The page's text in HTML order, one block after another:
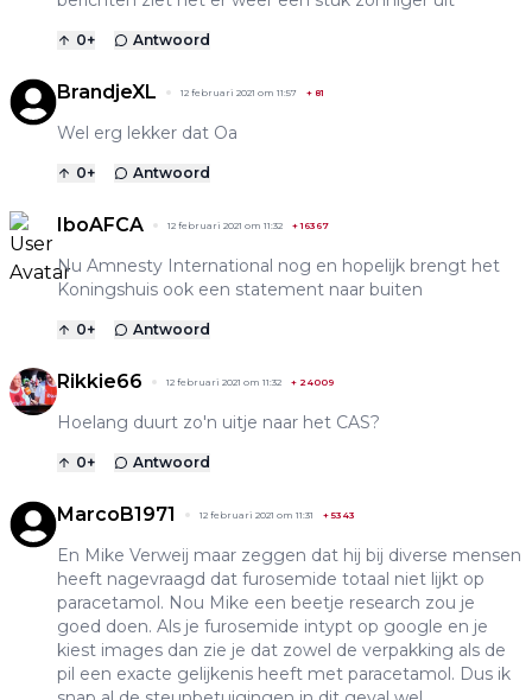
0+ Antwoord
BrandjeXL 12 februari 2021 om 11:57 + 81
Wel erg lekker dat Oa
0+ Antwoord
IboAFCA 12 februari 2021 om 11:32 +16367
Nu Amnesty International nog en hopelijk brengt het
Koningshuis ook een statement naar buiten
0+ Antwoord
Rikkie66 12 februari 2021 om 11:32 + 24009
Hoelang duurt zo'n uitje naar het CAS?
0+ Antwoord
MarcoB1971 12 februari 2021 om 11:31 + 5343
En Mike Verweij maar zeggen dat hij bij diverse mensen
heeft nagevraagd dat furosemide totaal niet lijkt op
paracetamol. Nou Mike een beetje research zou je
goed doen. Als je furosemide intypt op google en je
kiest images dan zie je dat zowel de verpakking als de
pil een exacte gelijkenis heeft met paracetamol. Dus ik